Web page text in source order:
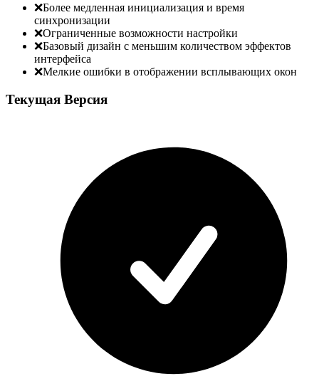
❌Более медленная инициализация и время
синхронизации
❌Ограниченные возможности настройки
❌Базовый дизайн с меньшим количеством эффектов
интерфейса
❌Мелкие ошибки в отображении всплывающих окон
Текущая Версия